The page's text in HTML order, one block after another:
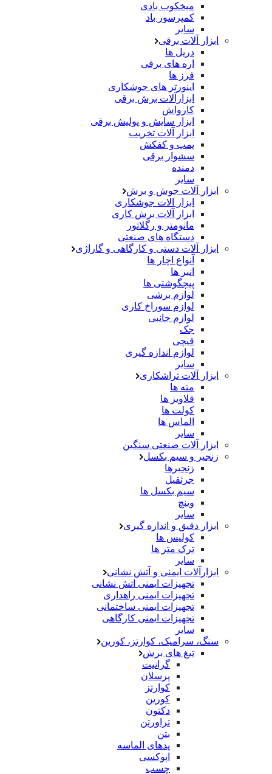
میخکوب بادی
کمپرسور باد
سایر
ابزار آلات برقی
دریل ها
اره های برقی
فرز ها
اینورتر های جوشکاری
ابزارآلات برش برقی
کارواش
ابزار سایش و پولیش برقی
ابزار آلات تخریب
پمپ و کفکش
سشوار برقی
دمنده
سایر
ابزار آلات جوش و برش
ابزار الات جوشکاری
ابزار آلات برش کاری
مانومتر و رگلاتور
دستگاه های صنعتی
ابزار آلات دستی و کارگاهی و گاراژی
آنواع اچار ها
انبر ها
پیچگوشتی ها
لوازم برشی
لوازم سوراخ کاری
لوازم جانبی
جک
قیچی
لوازم اندازه گیری
سایر
ابزار آلات تراشکاری
مته ها
قلاویز ها
کولت ها
الماس ها
سایر
ابزار آلات صنعتی سنگین
زنجیر و سیم بکسل
زنجیرها
جرثقیل
سیم بکسل ها
وینچ
سایر
ابزار دقیق و اندازه گیری
کولیس ها
ترک متر ها
سایر
ابزارآلات ایمنی و آتش نشانی
تجهیزات ایمنی اتش نشانی
تجهیزات ایمنی راهداری
تجهیزات ایمنی ساختمانی
تجهیزات ایمنی کارگاهی
سایر
سنگ، سرامیک، کوارتز، کورین
تیغ های برش
گرانیت
پرسلان
کوارتز
کورین
دکتون
تراورتن
بتن
پدهای الماسه
اپوکسی
چسب